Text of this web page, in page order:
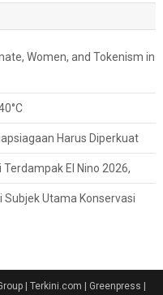
Women, and Tokenism in
Harus Diperkuat
El Nino 2026,
Utama Konservasi
| Terkini.com | Greenpress